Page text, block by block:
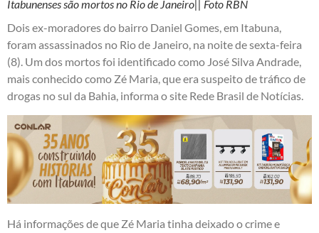
Itabunenses são mortos no Rio de Janeiro|| Foto RBN
Dois ex-moradores do bairro Daniel Gomes, em Itabuna,
foram assassinados no Rio de Janeiro, na noite de sexta-feira
(8). Um dos mortos foi identificado como José Silva Andrade,
mais conhecido como Zé Maria, que era suspeito de tráfico de
drogas no sul da Bahia, informa o site Rede Brasil de Notícias.
Há informações de que Zé Maria tinha deixado o crime e